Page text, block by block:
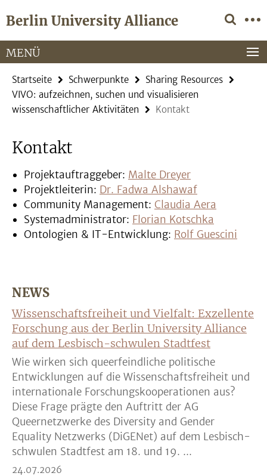
direkt
Inhalt
Berlin University Alliance
Service-
Navigation
MENÜ
Startseite Schwerpunkte
Sharing Resources
VIVO: aufzeichnen, suchen und visualisieren
wissenschaftlicher Aktivitäten
Kontakt
Kontakt
Projektauftraggeber: Malte Dreyer
Projektleiterin: Dr. Fadwa Alshawaf
Community Management: Claudia Aera
Systemadministrator: Florian Kotschka
Ontologien & IT-Entwicklung: Rolf Guescini
NEWS
Wissenschaftsfreiheit und Vielfalt: Exzellente
Forschung aus der Berlin University Alliance
auf dem Lesbisch-schwulen Stadtfest
Wie wirken sich queerfeindliche politische
Entwicklungen auf die Wissenschaftsfreiheit und
internationale Forschungskooperationen aus?
Diese Frage prägte den Auftritt der AG
Queernetzwerke des Diversity and Gender
Equality Netzwerks (DiGENet) auf dem Lesbisch-
schwulen Stadtfest am 18. und 19. ...
24.07.2026